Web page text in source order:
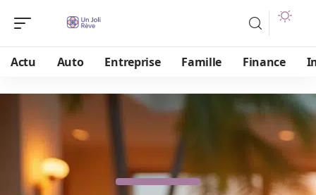
Actu Auto Entreprise Famille Finance